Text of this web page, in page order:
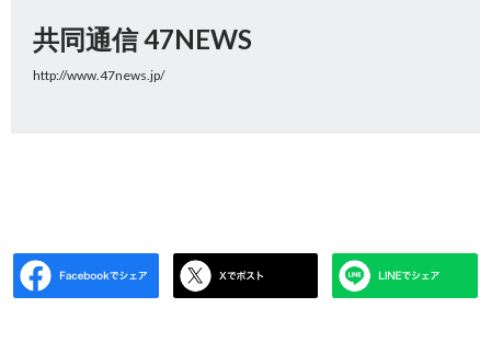
共同通信 47NEWS
http://www.47news.jp/